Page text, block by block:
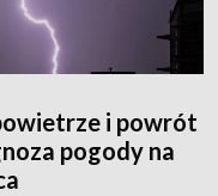
i powrót
pogody na